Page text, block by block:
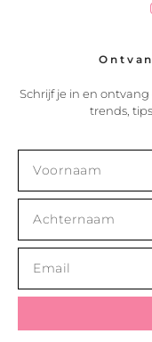
Schrijf je in en
trends,